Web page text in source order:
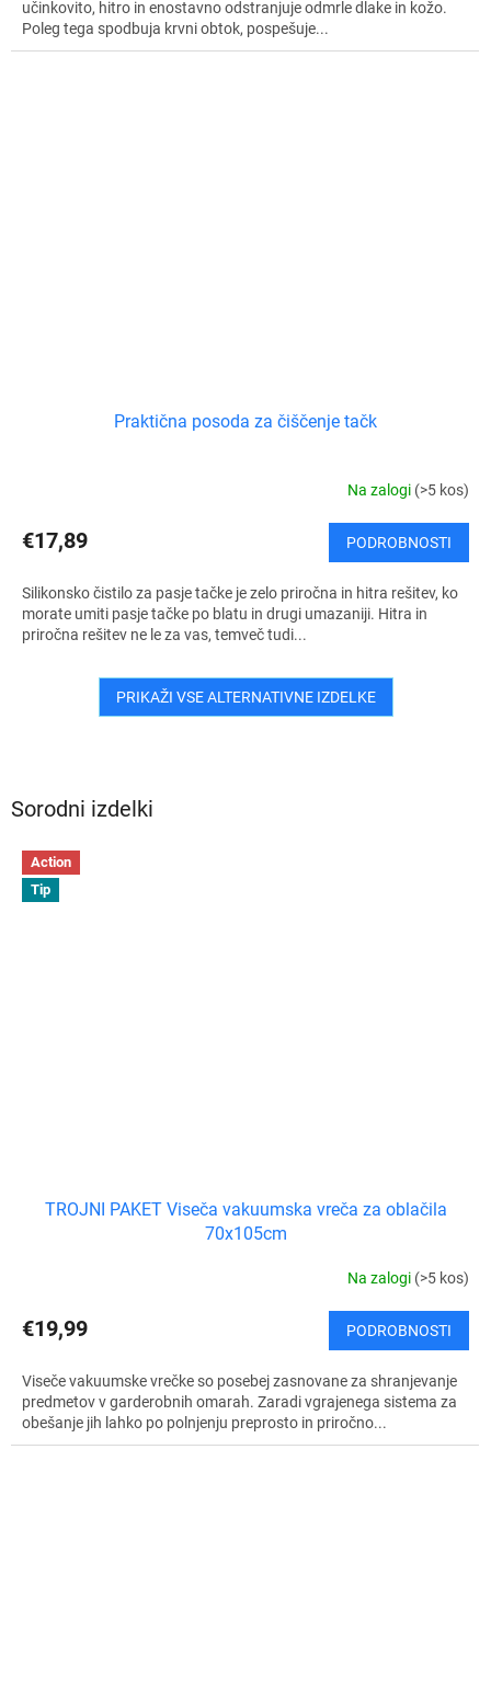
Sorodni izdelki
Action
Tip
TROJNI PAKET Viseča vakuumska vreča za oblačila
70x105cm
Na zalogi (>5 kos)
€19,99 PODROBNOSTI
Viseče vakuumske vrečke so posebej zasnovane za shranjevanje
predmetov v garderobnih omarah. Zaradi vgrajenega sistema za
obešanje jih lahko po polnjenju preprosto in priročno...
učinkovito, hitro in enostavno odstranjuje odmrle dlake in kožo.
Poleg tega spodbuja krvni obtok, pospešuje...
Praktična posoda za čiščenje tačk
Na zalogi (>5 kos)
€17,89 PODROBNOSTI
Silikonsko čistilo za pasje tačke je zelo priročna in hitra rešitev, ko
morate umiti pasje tačke po blatu in drugi umazaniji. Hitra in
priročna rešitev ne le za vas, temveč tudi...
PRIKAŽI VSE ALTERNATIVNE IZDELKE